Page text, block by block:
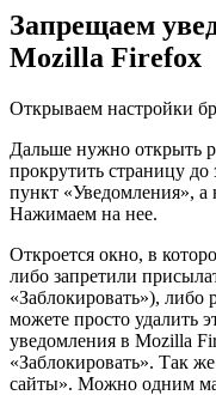
Запрещаем
Mozilla Firefox
Открываем настройки
Дальше нужно открыть
прокрутить страницу до
пункт «Уведомления»,
Нажимаем на нее.
Откроется окно, в
либо запретили
«Заблокировать»), либо
можете просто удалить
уведомления в Mozilla
«Заблокировать». Так
сайты». Можно одним